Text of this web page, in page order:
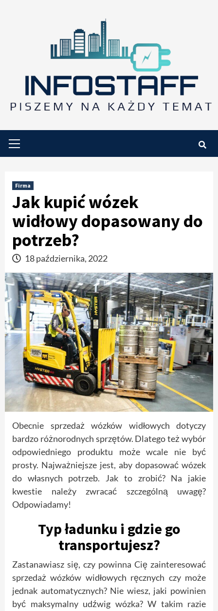
Menu
Firma
Jak kupić wózek
widłowy dopasowany do
potrzeb?
18 października, 2022
Obecnie sprzedaż wózków widłowych dotyczy
bardzo różnorodnych sprzętów. Dlatego też wybór
odpowiedniego produktu może wcale nie być
prosty. Najważniejsze jest, aby dopasować wózek
do własnych potrzeb. Jak to zrobić? Na jakie
kwestie należy zwracać szczególną uwagę?
Odpowiadamy!
Typ ładunku i gdzie go
transportujesz?
Zastanawiasz się, czy powinna Cię zainteresować
sprzedaż wózków widłowych ręcznych czy może
jednak automatycznych? Nie wiesz, jaki powinien
być maksymalny udźwig wózka? W takim razie